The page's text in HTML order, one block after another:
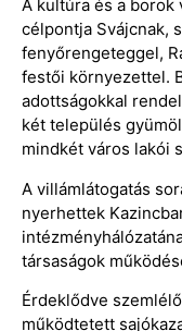
A kultúra és a
célpontja Svájcnak,
fenyőrengeteggel,
festői környezettel.
adottságokkal
két település
mindkét város lakói
A villámlátogatás
nyerhettek
társaságok
Érdeklődve
működtetett